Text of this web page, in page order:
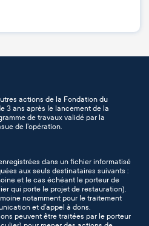
actions de la Fondation du
3 ans après le lancement de la
de travaux validé par la
de l’opération.
dans un fichier informatisé
aux seuls destinataires suivants :
et le cas échéant le porteur de
qui porte le projet de restauration).
notamment pour le traitement
et d’appel à dons.
peuvent être traitées par le porteur